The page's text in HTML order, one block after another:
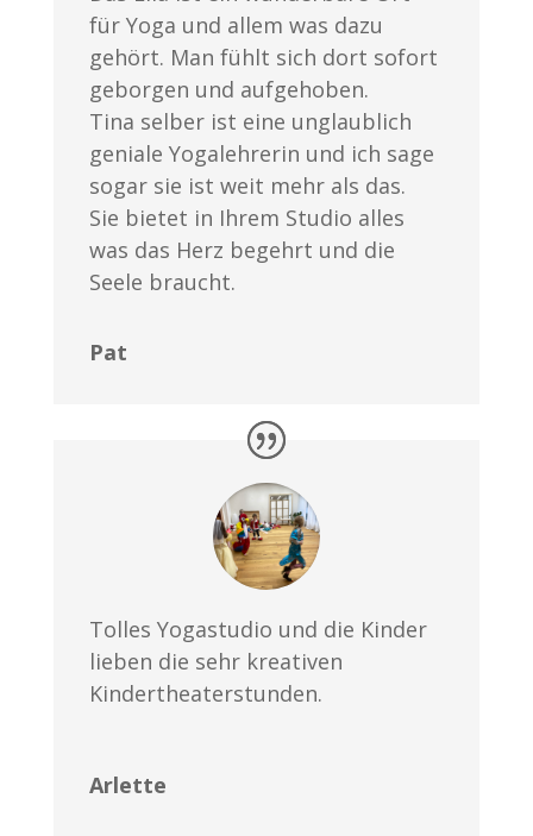
für Yoga und allem was dazu
gehört. Man fühlt sich dort sofort
geborgen und aufgehoben.
Tina selber ist eine unglaublich
geniale Yogalehrerin und ich sage
sogar sie ist weit mehr als das.
Sie bietet in Ihrem Studio alles
was das Herz begehrt und die
Seele braucht.
Pat
Tolles Yogastudio und die Kinder
lieben die sehr kreativen
Kindertheaterstunden.
Arlette